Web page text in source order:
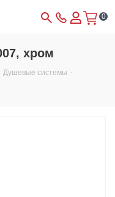
0
хром
Душевые системы -